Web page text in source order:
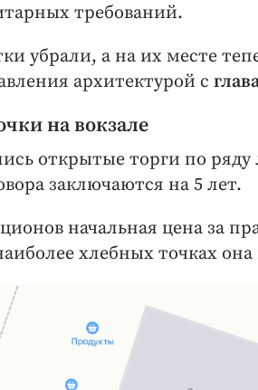
требований.
убрали, а на их месте
архитектурой с
на вокзале
открытые торги по
заключаются на 5 лет.
начальная цена за
хлебных точках